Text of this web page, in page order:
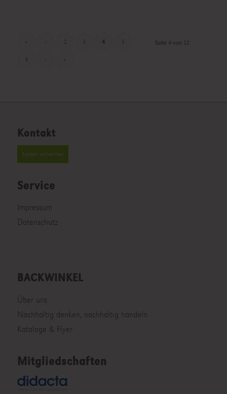
Seite 4 von 12
2 3 4 5
6
Kontakt
Kontakt aufnehmen
Service
Impressum
Datenschutz
BACKWINKEL
Über uns
Nachhaltig denken, nachhaltig handeln
Kataloge & Flyer
Mitgliedschaften